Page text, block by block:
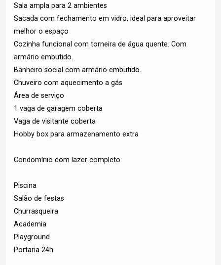
Sala ampla para 2 ambientes
Sacada com fechamento em vidro, ideal para aproveitar
melhor o espaço
Cozinha funcional com torneira de água quente. Com
armário embutido.
Banheiro social com armário embutido.
Chuveiro com aquecimento a gás
Área de serviço
1 vaga de garagem coberta
Vaga de visitante coberta
Hobby box para armazenamento extra
Condomínio com lazer completo:
Piscina
Salão de festas
Churrasqueira
Academia
Playground
Portaria 24h